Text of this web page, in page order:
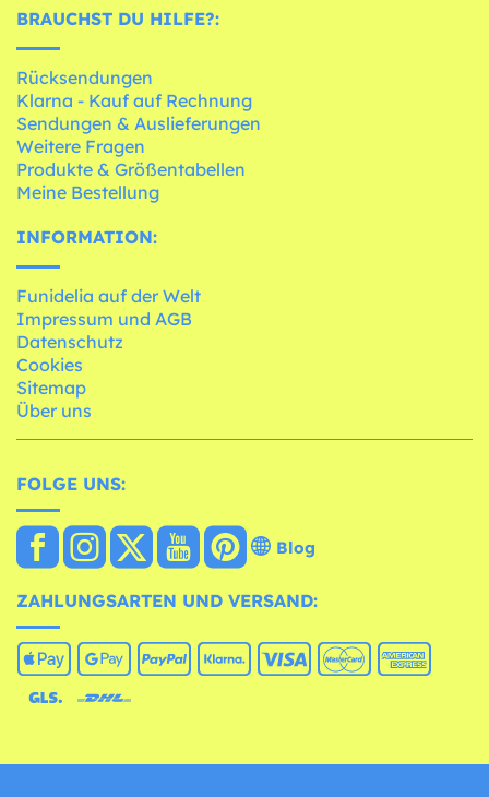
BRAUCHST DU HILFE?:
Rücksendungen
Klarna - Kauf auf Rechnung
Sendungen & Auslieferungen
Weitere Fragen
Produkte & Größentabellen
Meine Bestellung
INFORMATION:
Funidelia auf der Welt
Impressum und AGB
Datenschutz
Cookies
Sitemap
Über uns
FOLGE UNS:
Blog
ZAHLUNGSARTEN UND VERSAND: